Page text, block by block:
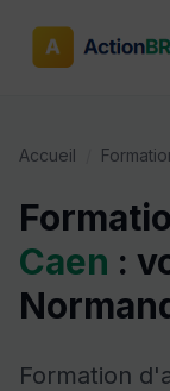
Accueil
Caen :
Formation